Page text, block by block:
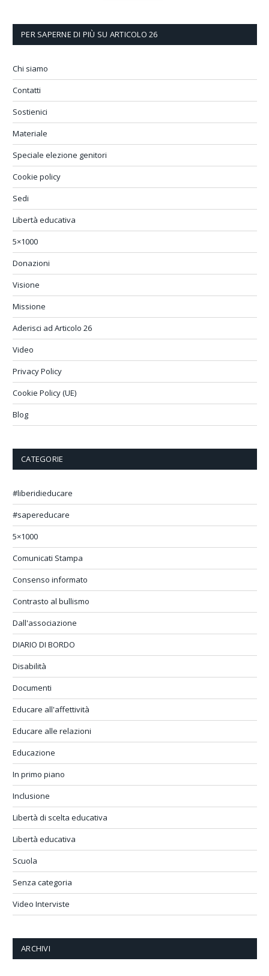
PER SAPERNE DI PIÙ SU ARTICOLO 26
Chi siamo
Contatti
Sostienici
Materiale
Speciale elezione genitori
Cookie policy
Sedi
Libertà educativa
5×1000
Donazioni
Visione
Missione
Aderisci ad Articolo 26
Video
Privacy Policy
Cookie Policy (UE)
Blog
CATEGORIE
#liberidieducare
#sapereducare
5×1000
Comunicati Stampa
Consenso informato
Contrasto al bullismo
Dall'associazione
DIARIO DI BORDO
Disabilità
Documenti
Educare all'affettività
Educare alle relazioni
Educazione
In primo piano
Inclusione
Libertà di scelta educativa
Libertà educativa
Scuola
Senza categoria
Video Interviste
ARCHIVI